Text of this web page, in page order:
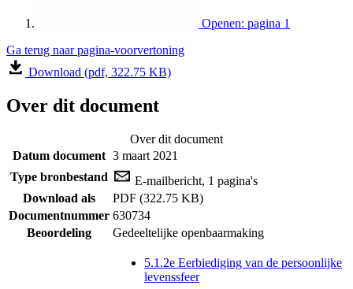
Openen: pagina 1
Ga terug naar pagina-voorvertoning
Download (pdf, 322.75 KB)
Over dit document
Over dit document
Datum document 3 maart 2021
Type bronbestand
E-mailbericht, 1 pagina's
Download als
PDF (322.75 KB)
Documentnummer 630734
Beoordeling
Gedeeltelijke openbaarmaking
5.1.2e Eerbiediging van de persoonlijke
levenssfeer